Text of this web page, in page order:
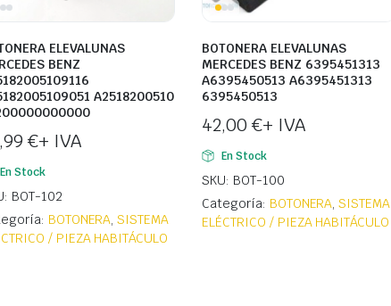
ELEVALUNAS
BENZ
A2518200510
€+ IVA
En Stock
BOT-102
BOTONERA,SISTEMA
/ PIEZA HABITÁCULO
BOTONERA ELEVALUNAS
MERCEDES BENZ 6395451313
A6395450513 A6395451313
6395450513
42,00 €+ IVA
En Stock
SKU: BOT-100
Categoría: BOTONERA,SISTEMA
ELÉCTRICO / PIEZA HABITÁCULO